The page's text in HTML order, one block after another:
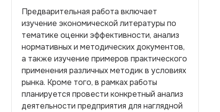
Предварительная работа включает
изучение экономической литературы по
тематике оценки эффективности, анализ
нормативных и методических документов,
а также изучение примеров практического
применения различных методик в условиях
рынка. Кроме того, в рамках работы
планируется провести конкретный анализ
деятельности предприятия для наглядной